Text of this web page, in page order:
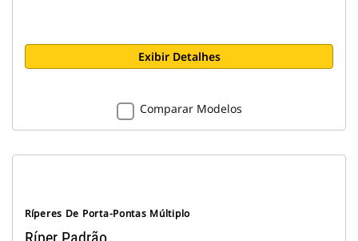
Exibir Detalhes
Comparar Modelos
Ríperes De Porta-Pontas Múltiplo